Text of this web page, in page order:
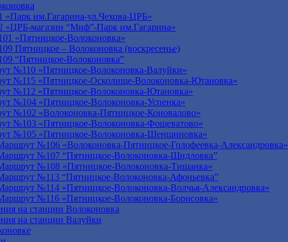
им.Гагарина-ул.Чехова-ЦРБ»
магазин “Миф”-Парк им.Гагарина»
«Пятницкое-Волоконовка»
Пятницкое – Волоконовка (воскресенье)
“Пятницкое-Волоконовка”
№110 «Пятницкое-Волоконовка-Валуйки»
№115 «Пятницкое-Осколище-Волоконовка-Ютановка»
№112 «Пятницкое-Волоконовка-Ютановка»
№104 «Пятницкое-Волоконовка-Успенка»
№102 «Волоконовка-Пятницкое-Коновалово»
№103 «Пятницкое-Волоконовка-Фощеватово»
№105 «Пятницкое-Волоконовка-Шеншиновка»
№106 «Волоконовка-Пятницкое-Голофеевка-Александровка»
№107 “Пятницкое-Волоконовка-Шидловка”
№108 «Пятницкое-Волоконовка-Тишанка»
№113 “Пятницкое-Волоконовка-Афоньевка”
№114 «Пятницкое-Волоконовка-Волчья-Александровка»
№116 «Пятницкое-Волоконовка-Борисовка»
на станции Волоконовка
на станции Валуйки